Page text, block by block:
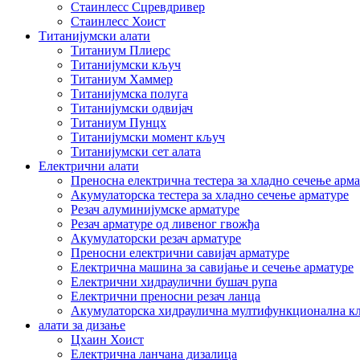
Стаинлесс Сцревдривер
Стаинлесс Хоист
Титанијумски алати
Титаниум Плиерс
Титанијумски кључ
Титаниум Хаммер
Титанијумска полуга
Титанијумски одвијач
Титаниум Пунцх
Титанијумски момент кључ
Титанијумски сет алата
Електрични алати
Преносна електрична тестера за хладно сечење
Акумулаторска тестера за хладно сечење арматуре
Резач алуминијумске арматуре
Резач арматуре од ливеног гвожђа
Акумулаторски резач арматуре
Преносни електрични савијач арматуре
Електрична машина за савијање и сечење арматуре
Електрични хидраулични бушач рупа
Електрични преносни резач ланца
Акумулаторска хидраулична мултифункционална
алати за дизање
Цхаин Хоист
Електрична ланчана дизалица